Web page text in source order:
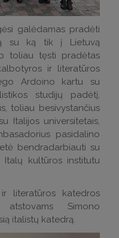
galėdamas pradėti
su ką tik į Lietuvą
toliau tęsti pradėtas
ir literatūros
Ardoino kartu su
studijų padėtį,
toliau besivystančius
Italijos universitetais,
pasidalino
bendradarbiauti su
Italų kultūros institutu
literatūros katedros
Simono
italistų katedrą.